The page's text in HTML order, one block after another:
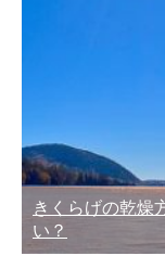
きくらげの乾燥
い？